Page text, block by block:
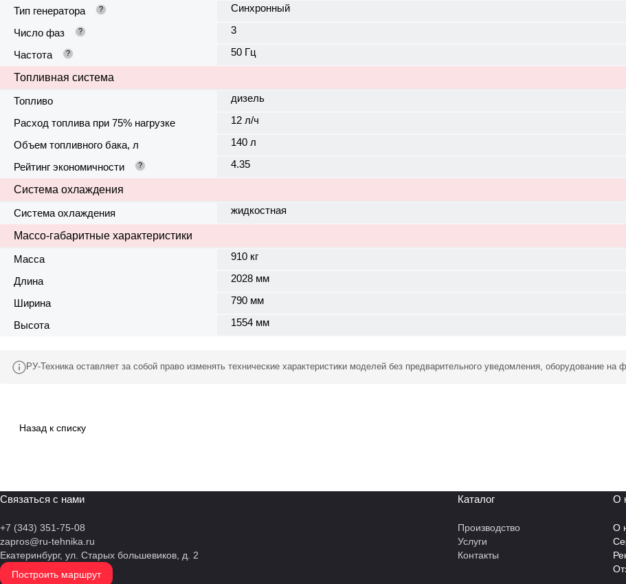
Тип генератора ? Синхронный
Число фаз ? 3
Частота ? 50 Гц
Топливная система
Топливо
дизель
Расход топлива при 75% нагрузке 12 л/ч
Объем топливного бака, л 140 л
Рейтинг экономичности ? 4.35
Система охлаждения
Система охлаждения
жидкостная
Массо-габаритные характеристики
Масса
910 кг
Длина 2028 мм
Ширина 790 мм
Высота 1554 мм
РУ-Техника оставляет за собой право изменять технические характеристики моделей без предварительного уведомления, оборудование на
Назад к списку
Связаться с нами
+7 (343) 351-75-08
zapros@ru-tehnika.ru
Екатеринбург, ул. Старых большевиков, д. 2
Построить маршрут
Каталог
Производство
Услуги
Контакты
О
О